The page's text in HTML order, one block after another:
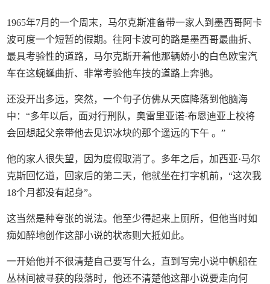
1965年7月的一个周末，马尔克斯准备带一家人到墨西哥阿卡
波可度一个短暂的假期。往阿卡波可的路是墨西哥最曲折、
最具考验性的道路，马尔克斯开着他那辆娇小的白色欧宝汽
车在这蜿蜒曲折、非常考验他车技的道路上奔驰。
还没开出多远，突然，一个句子仿佛从天庭降落到他脑海
中：“多年以后，面对行刑队，奥雷里亚诺·布恩迪亚上校将
会回想起父亲带他去见识冰块的那个遥远的下午 。”
他的家人很失望，因为度假取消了。多年之后，加西亚·马尔
克斯回忆道，回家后的第二天，他就坐在打字机前，“这次我
18个月都没有起身”。
这当然是种夸张的说法。他至少得起来上厕所，但他当时如
痴如醉地创作这部小说的状态则大抵如此。
一开始他并不很清楚自己要写什么，直到写完小说中帆船在
丛林间被寻获的段落时，他还不清楚他这部小说要走向何